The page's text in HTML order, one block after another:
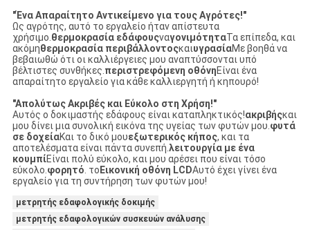
"Ένα Απαραίτητο Αντικείμενο για τους Αγρότες!"
Ως αγρότης, αυτό το εργαλείο ήταν απίστευτα
χρήσιμο.θερμοκρασία εδάφουςναγονιμότηταΤα επίπεδα, και
ακόμηθερμοκρασία περιβάλλοντοςκαιυγρασίαΜε βοηθά να
βεβαιωθώ ότι οι καλλιέργειες μου αναπτύσσονται υπό
βέλτιστες συνθήκες.περιστρεφόμενη οθόνηΕίναι ένα
απαραίτητο εργαλείο για κάθε καλλιεργητή ή κηπουρό!
"Απολύτως Ακριβές και Εύκολο στη Χρήση!"
Αυτός ο δοκιμαστής εδάφους είναι καταπληκτικός!ακριβήςκαι
μου δίνει μια συνολική εικόνα της υγείας των φυτών μου.φυτά
σε δοχείαΚαι το δικό μουεξωτερικός κήπος, και τα
αποτελέσματα είναι πάντα συνεπή.λειτουργία με ένα
κουμπίΕίναι πολύ εύκολο, και μου αρέσει που είναι τόσο
εύκολο.φορητό. το Εικονική οθόνη LCDΑυτό έχει γίνει ένα
εργαλείο για τη συντήρηση των φυτών μου!
μετρητής εδαφολογικής δοκιμής
μετρητής εδαφολογικών συσκευών ανάλυσης